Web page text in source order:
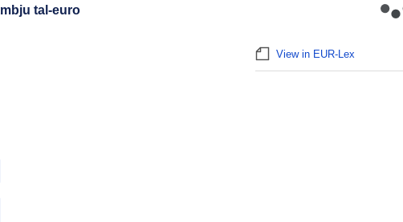
tal-euro
View in EUR-Lex